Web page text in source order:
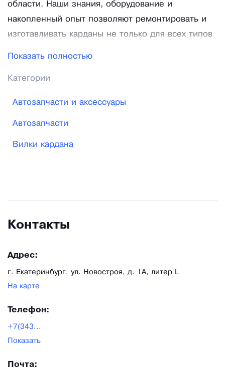
области. Наши знания, оборудование и
накопленный опыт позволяют ремонтировать и
изготавливать карданы не только для всех типов
отраслях промышленности. Наше производство
весом до 1000 кг. Уникальные карданы и другие
вращающиеся части промышленного
комплекса «Schenck».
Показать полностью
Категории
Автозапчасти и аксессуары
Автозапчасти
Вилки кардана
Контакты
Адрес:
г. Екатеринбург, ул. Новостроя, д. 1А, литер L
На карте
Телефон:
+7(343...
Показать
Почта: